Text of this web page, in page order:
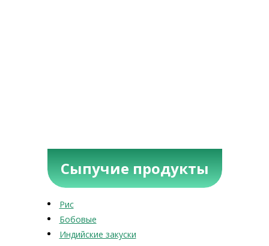
Сыпучие продукты
Рис
Бобовые
Индийские закуски